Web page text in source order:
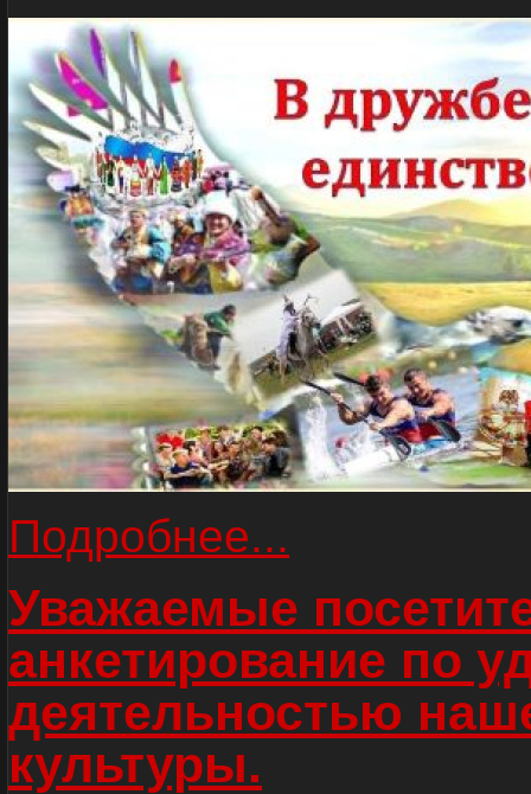
Подробнее...
Уважаемые
анкетирование по
деятельностью
культуры.